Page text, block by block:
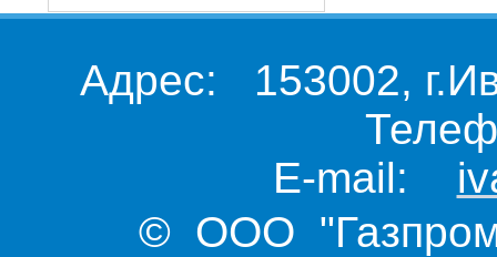
Адрес: 153002,
E-mail:
© ООО "Газпром